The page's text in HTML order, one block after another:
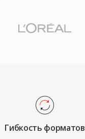
Гибкость форматов